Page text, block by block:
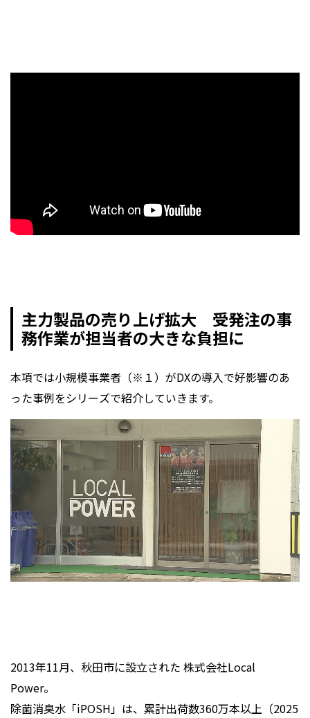
主力製品の売り上げ拡大 受発注の事
務作業が担当者の大きな負担に
本項では小規模事業者（※１）がDXの導入で好影響のあ
った事例をシリーズで紹介していきます。
2013年11月、秋田市に設立された 株式会社Local
Power。
除菌消臭水「iPOSH」は、累計出荷数360万本以上（2025